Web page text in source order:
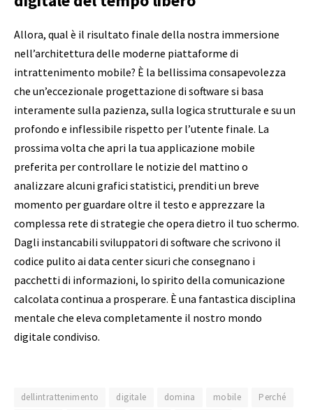
Allora, qual è il risultato finale della nostra immersione
nell’architettura delle moderne piattaforme di
intrattenimento mobile? È la bellissima consapevolezza
che un’eccezionale progettazione di software si basa
interamente sulla pazienza, sulla logica strutturale e su un
profondo e inflessibile rispetto per l’utente finale. La
prossima volta che apri la tua applicazione mobile
preferita per controllare le notizie del mattino o
analizzare alcuni grafici statistici, prenditi un breve
momento per guardare oltre il testo e apprezzare la
complessa rete di strategie che opera dietro il tuo schermo.
Dagli instancabili sviluppatori di software che scrivono il
codice pulito ai data center sicuri che consegnano i
pacchetti di informazioni, lo spirito della comunicazione
calcolata continua a prosperare. È una fantastica disciplina
mentale che eleva completamente il nostro mondo
digitale condiviso.
dellintrattenimento digitale domina mobile Perché